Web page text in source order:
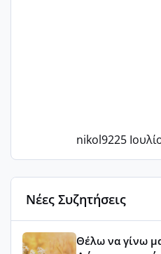
nikol9225
Νέες Συζητήσεις
Αύγουστος ήρθε ξανά
Θέλω να γίνω